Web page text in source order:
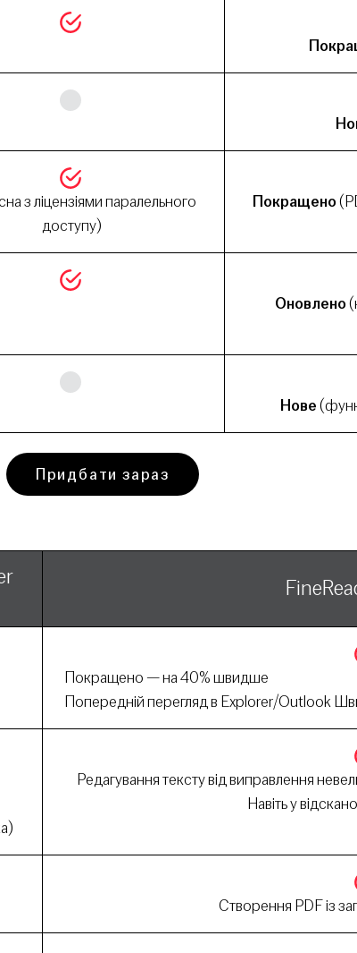
з ліцензіями паралельного
доступу)
Покращено
Оновлено
Нове
Придбати зараз
Покращено — на 40% швидше
Попередній перегляд в Explorer/Outlook
Редагування тексту від виправлення
Навіть у
Cтворення PDF із